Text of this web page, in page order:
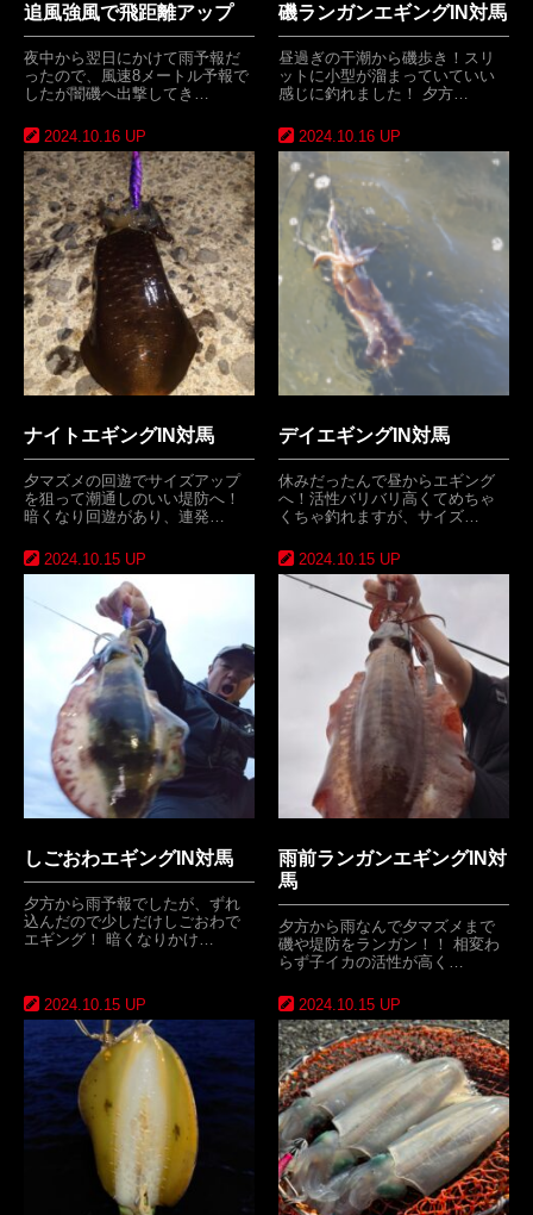
追風強風で飛距離アップ
夜中から翌日にかけて雨予報だ
ったので、風速8メートル予報で
したが闇磯へ出撃してき…
磯ランガンエギングIN対馬
昼過ぎの干潮から磯歩き！スリ
ットに小型が溜まっていていい
感じに釣れました！ 夕方…
2024.10.16 UP
ナイトエギングIN対馬
夕マズメの回遊でサイズアップ
を狙って潮通しのいい堤防へ！
暗くなり回遊があり、連発…
2024.10.16 UP
デイエギングIN対馬
休みだったんで昼からエギング
へ！活性バリバリ高くてめちゃ
くちゃ釣れますが、サイズ…
2024.10.15 UP
しごおわエギングIN対馬
夕方から雨予報でしたが、ずれ
込んだので少しだけしごおわで
エギング！ 暗くなりかけ…
2024.10.15 UP
雨前ランガンエギングIN対
馬
夕方から雨なんで夕マズメまで
磯や堤防をランガン！！ 相変わ
らず子イカの活性が高く…
2024.10.15 UP 2024.10.15 UP